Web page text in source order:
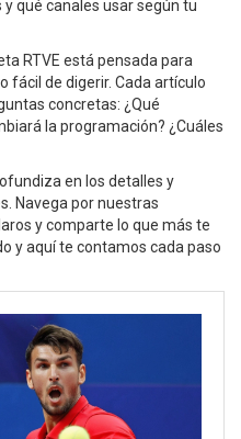
qué canales usar según tu
RTVE está pensada para
fácil de digerir. Cada artículo
concretas: ¿Qué
la programación? ¿Cuáles
en los detalles y
Navega por nuestras
y comparte lo que más te
y aquí te contamos cada paso